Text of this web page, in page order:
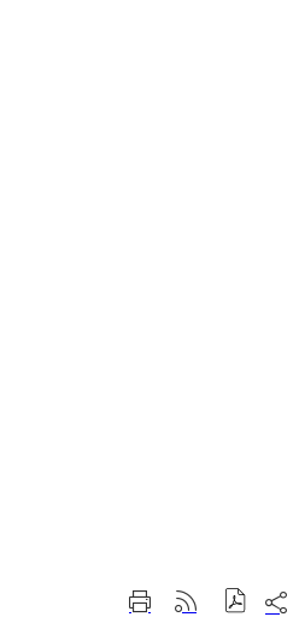
ImprimerGénérer